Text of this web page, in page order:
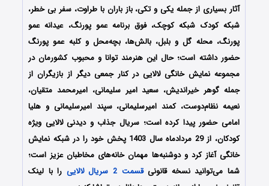
آثار بسیاری از جمله یکی و تکی، باز باران با طراوت، سفر بی خطر،
شبکه کودک شبکه کوچک، فوق برنامه عمو پورنگ، عیدانه عمو
پورنگ، محله گل و بلبل، بالش‌ها، بچه‌محل و کلبه عمو پورنگ
حضور داشته است؛ حال این هنرمند توانا و محبوب کشورمان در
مجموعه نمایش خانگی لالایی در کنار جمعی دیگر از بازیگران از
جمله گوهر خیراندیش، سعید امیر سلیمانی، امیرمحمد متقیان،
نعیمه نظام‌دوست، کمند امیرسلیمانی، سپند امیرسلیمانی و هلیا
امامی حضور پیدا کرده است؛ سریال جذاب و دیدنی لالایی ویژه
کودکان، از 29 مردادماه سال 1403 پخش خود را در شبکه نمایش
خانگی آغاز کرد و دوشنبه‌ها مهمان خانه‌های مخاطبان عزیز است؛
شما می‌توانید نسخه قانونیقسمت 2 سریال لالایی
را با لینک